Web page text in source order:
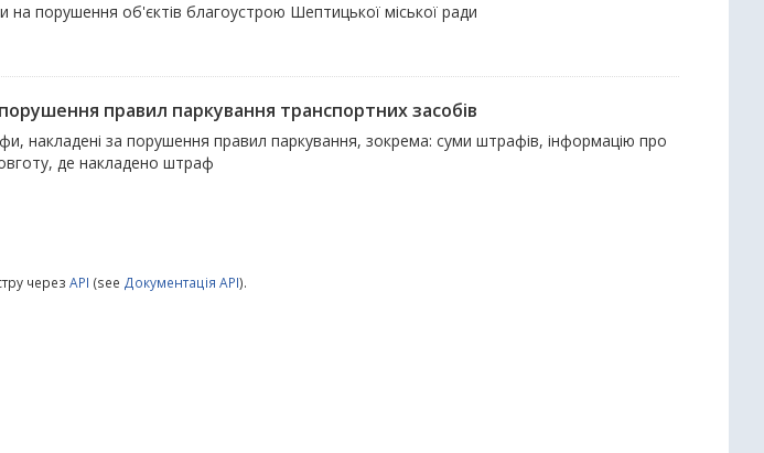
на порушення об'єктів благоустрою Шептицької міської ради
правил паркування транспортних засобів
накладені за порушення правил паркування, зокрема: суми штрафів, інформацію про
де накладено штраф
через API (see Документація API).